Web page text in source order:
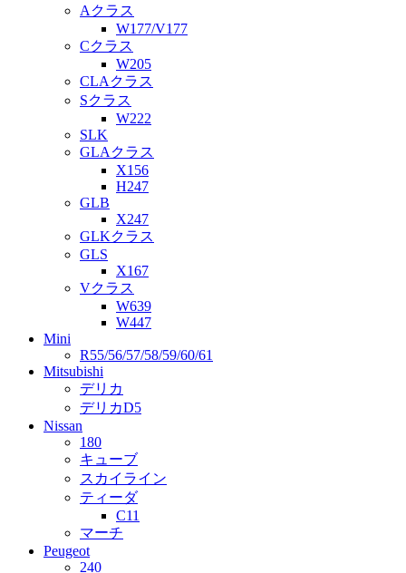
Aクラス
W177/V177
Cクラス
W205
CLAクラス
Sクラス
W222
SLK
GLAクラス
X156
H247
GLB
X247
GLKクラス
GLS
X167
Vクラス
W639
W447
Mini
R55/56/57/58/59/60/61
Mitsubishi
デリカ
デリカD5
Nissan
180
キューブ
スカイライン
ティーダ
C11
マーチ
Peugeot
240